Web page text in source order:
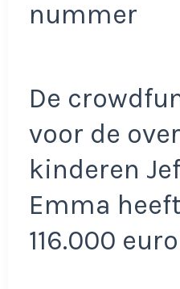
nummer
De
voor de
kinderen
Emma
116.000